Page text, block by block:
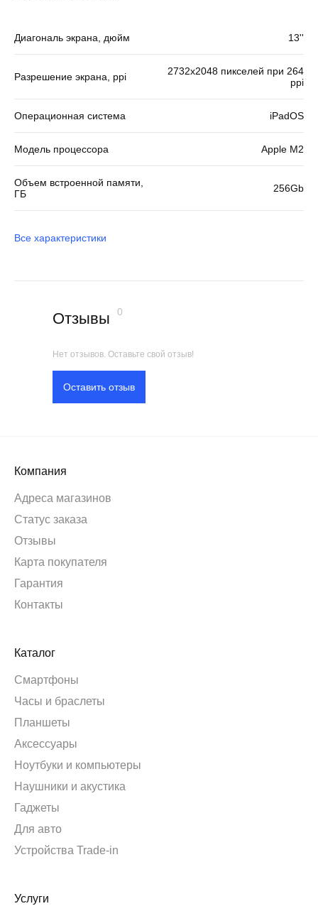
Диагональ экрана, дюйм 13''
Разрешение экрана, ppi
2732х2048 пикселей при 264
ppi
Операционная система iPadOS
Модель процессора Apple M2
Объем встроенной памяти,
ГБ
256Gb
Все характеристики
Отзывы 0
Нет отзывов. Оставьте свой отзыв!
Оставить отзыв
Компания
Адреса магазинов
Статус заказа
Отзывы
Карта покупателя
Гарантия
Контакты
Каталог
Смартфоны
Часы и браслеты
Планшеты
Аксессуары
Ноутбуки и компьютеры
Наушники и акустика
Гаджеты
Для авто
Устройства Trade-in
Услуги